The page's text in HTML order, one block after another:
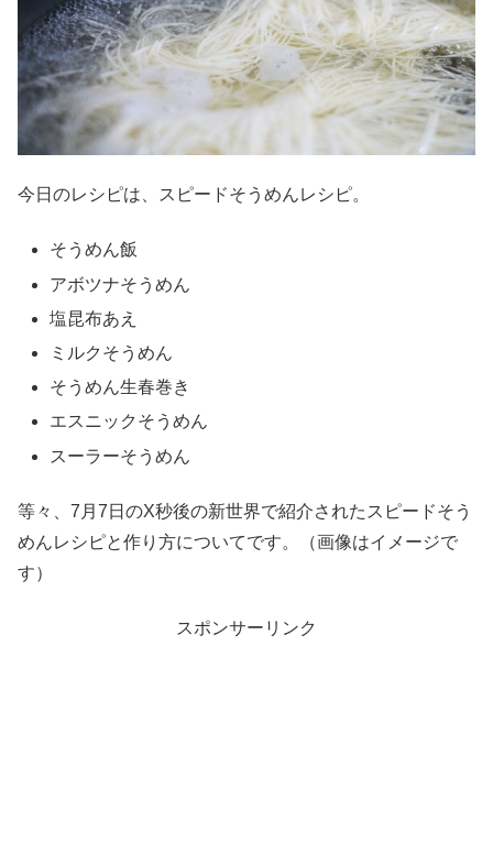
今日のレシピは、スピードそうめんレシピ。
そうめん飯
アボツナそうめん
塩昆布あえ
ミルクそうめん
そうめん生春巻き
エスニックそうめん
スーラーそうめん
等々、7月7日のX秒後の新世界で紹介されたスピードそう
めんレシピと作り方についてです。（画像はイメージで
す）
スポンサーリンク